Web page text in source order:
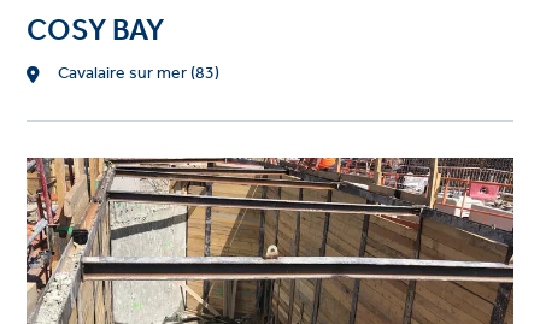
COSY BAY
Location
Cavalaire sur mer (83)
Project
image